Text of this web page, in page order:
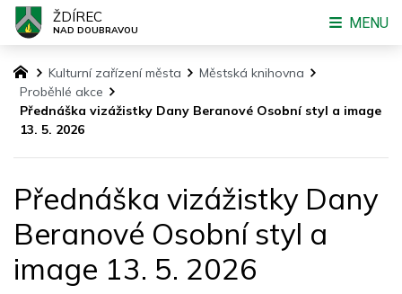
Kulturní zařízení města
Městská knihovna
Proběhlé akce
Přednáška vizážistky Dany Beranové Osobní styl a image
13. 5. 2026
Přednáška vizážistky Dany
Beranové Osobní styl a
image 13. 5. 2026
ŽDÍREC
NAD DOUBRAVOU MENU